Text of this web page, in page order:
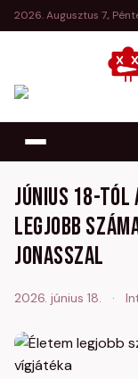
2026. Augusztus 7.,
Június 18-tól
legjobb
Jonasszal
2026. június 18. ·